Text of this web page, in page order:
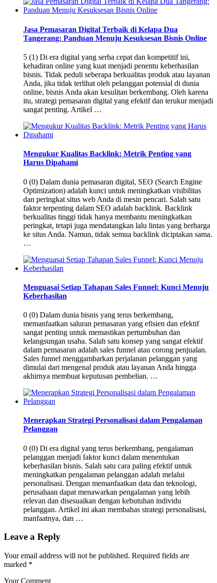
Jasa Pemasaran Digital Terbaik di Kelapa Dua
Tangerang: Panduan Menuju Kesuksesan Bisnis Online
5 (1) Di era digital yang serba cepat dan kompetitif ini,
kehadiran online yang kuat menjadi penentu keberhasilan
bisnis. Tidak peduli seberapa berkualitas produk atau layanan
Anda, jika tidak terlihat oleh pelanggan potensial di dunia
online, bisnis Anda akan kesulitan berkembang. Oleh karena
itu, strategi pemasaran digital yang efektif dan terukur menjadi
sangat penting. Artikel …
Mengukur Kualitas Backlink: Metrik Penting yang
Harus Dipahami
0 (0) Dalam dunia pemasaran digital, SEO (Search Engine
Optimization) adalah kunci untuk meningkatkan visibilitas
dan peringkat situs web Anda di mesin pencari. Salah satu
faktor terpenting dalam SEO adalah backlink. Backlink
berkualitas tinggi tidak hanya membantu meningkatkan
peringkat, tetapi juga mendatangkan lalu lintas yang berharga
ke situs Anda. Namun, tidak semua backlink diciptakan sama.
…
Menguasai Setiap Tahapan Sales Funnel: Kunci Menuju
Keberhasilan
0 (0) Dalam dunia bisnis yang terus berkembang,
memanfaatkan saluran pemasaran yang efisien dan efektif
sangat penting untuk memastikan pertumbuhan dan
kelangsungan usaha. Salah satu konsep yang sangat efektif
dalam pemasaran adalah sales funnel atau corong penjualan.
Sales funnel menggambarkan perjalanan pelanggan yang
dimulai dari mengenal produk atau layanan Anda hingga
akhirnya membuat keputusan pembelian. …
Menerapkan Strategi Personalisasi dalam Pengalaman
Pelanggan
0 (0) Di era digital yang terus berkembang, pengalaman
pelanggan menjadi faktor kunci dalam menentukan
keberhasilan bisnis. Salah satu cara paling efektif untuk
meningkatkan pengalaman pelanggan adalah melalui
personalisasi. Dengan memanfaatkan data dan teknologi,
perusahaan dapat menawarkan pengalaman yang lebih
relevan dan disesuaikan dengan kebutuhan individu
pelanggan. Artikel ini akan membahas strategi personalisasi,
manfaatnya, dan …
Leave a Reply
Your email address will not be published. Required fields are
marked *
Your Comment